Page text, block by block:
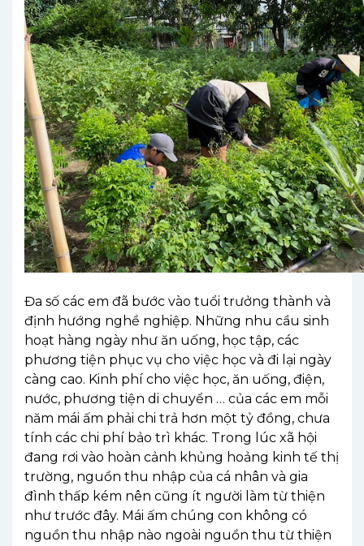
Đa số các em đã bước vào tuổi trưởng thành và
định hướng nghề nghiệp. Những nhu cầu sinh
hoạt hàng ngày như ăn uống, học tập, các
phương tiện phục vụ cho việc học và đi lại ngày
càng cao. Kinh phí cho việc học, ăn uống, điện,
nước, phương tiện di chuyển … của các em mỗi
năm mái ấm phải chi trả hơn một tỷ đồng, chưa
tính các chi phí bảo trì khác. Trong lúc xã hội
đang rơi vào hoàn cảnh khủng hoảng kinh tế thị
trường, nguồn thu nhập của cá nhân và gia
đình thấp kém nên cũng ít người làm từ thiện
như trước đây. Mái ấm chúng con không có
nguồn thu nhập nào ngoài nguồn thu từ thiện